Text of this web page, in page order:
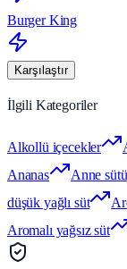
Burger King
Karşılaştır
İlgili Kategoriler
Alkollü içecekler
Ananas
Anne sütü
düşük yağlı süt
Aromalı yağsız süt